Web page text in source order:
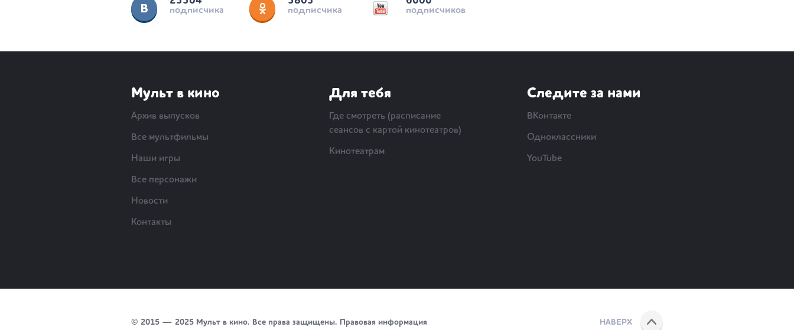
подписчика подписчика подписчиков
Мульт в кино
Архив выпусков
Все мультфильмы
Наши игры
Все персонажи
Новости
Контакты
Для тебя
Где смотреть (расписание
сеансов с картой кинотеатров)
Кинотеатрам
Следите за нами
ВКонтакте
Одноклассники
YouTube
© 2015 — 2025 Мульт в кино. Все права защищены. Правовая информация НАВЕРХ